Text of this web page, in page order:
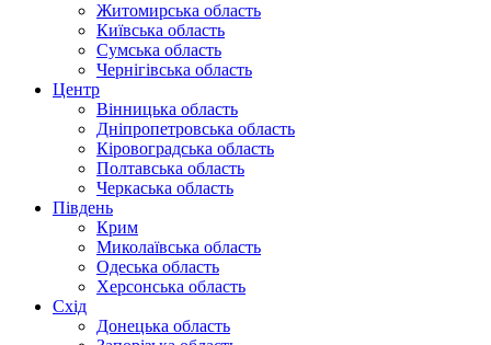
Житомирська область
Київська область
Сумська область
Чернігівська область
Центр
Вінницька область
Дніпропетровська область
Кіровоградська область
Полтавська область
Черкаська область
Південь
Крим
Миколаївська область
Одеська область
Херсонська область
Схід
Донецька область